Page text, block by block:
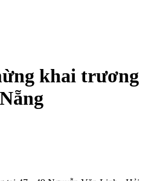
khai trương